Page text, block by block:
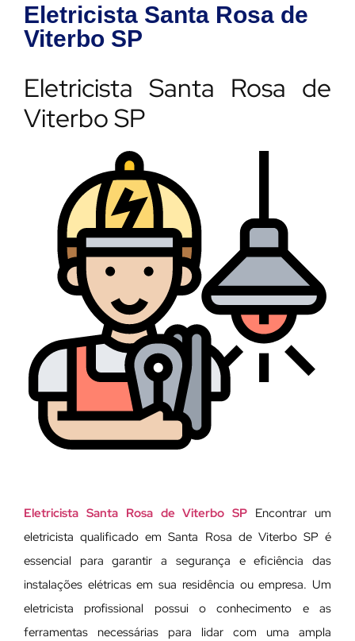
Eletricista Santa Rosa de
Viterbo SP
Eletricista Santa Rosa de
Viterbo SP
Eletricista Santa Rosa de Viterbo SP Encontrar um
eletricista qualificado em Santa Rosa de Viterbo SP é
essencial para garantir a segurança e eficiência das
instalações elétricas em sua residência ou empresa. Um
eletricista profissional possui o conhecimento e as
ferramentas necessárias para lidar com uma ampla